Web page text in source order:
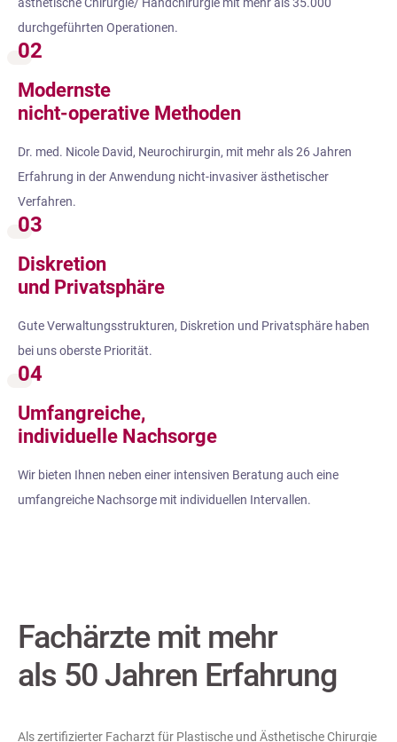
ästhetische Chirurgie/ Handchirurgie mit mehr als 35.000
durchgeführten Operationen.
02
Modernste
nicht-operative Methoden
Dr. med. Nicole David, Neurochirurgin, mit mehr als 26 Jahren
Erfahrung in der Anwendung nicht-invasiver ästhetischer
Verfahren.
03
Diskretion
und Privatsphäre
Gute Verwaltungsstrukturen, Diskretion und Privatsphäre haben
bei uns oberste Priorität.
04
Umfangreiche,
individuelle Nachsorge
Wir bieten Ihnen neben einer intensiven Beratung auch eine
umfangreiche Nachsorge mit individuellen Intervallen.
Fachärzte mit mehr
als 50 Jahren Erfahrung
Als zertifizierter Facharzt für Plastische und Ästhetische Chirurgie